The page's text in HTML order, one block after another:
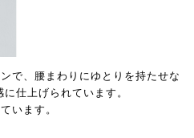
で、腰まわりにゆとりを持たせな
仕上げられています。
います。